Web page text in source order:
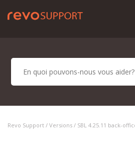
Revo Support / Versions / SBL 4.25.11 back-